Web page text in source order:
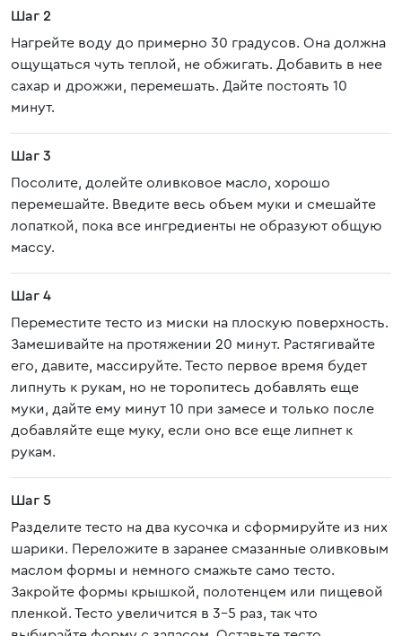
Шаг 2
Нагрейте воду до примерно 30 градусов. Она должна
ощущаться чуть теплой, не обжигать. Добавить в нее
сахар и дрожжи, перемешать. Дайте постоять 10
минут.
Шаг 3
Посолите, долейте оливковое масло, хорошо
перемешайте. Введите весь объем муки и смешайте
лопаткой, пока все ингредиенты не образуют общую
массу.
Шаг 4
Переместите тесто из миски на плоскую поверхность.
Замешивайте на протяжении 20 минут. Растягивайте
его, давите, массируйте. Тесто первое время будет
липнуть к рукам, но не торопитесь добавлять еще
муки, дайте ему минут 10 при замесе и только после
добавляйте еще муку, если оно все еще липнет к
рукам.
Шаг 5
Разделите тесто на два кусочка и сформируйте из них
шарики. Переложите в заранее смазанные оливковым
маслом формы и немного смажьте само тесто.
Закройте формы крышкой, полотенцем или пищевой
пленкой. Тесто увеличится в 3-5 раз, так что